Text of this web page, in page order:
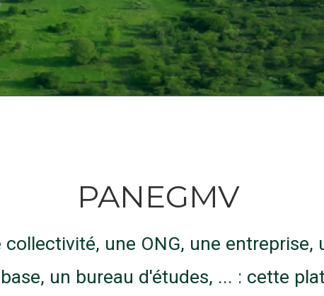
PANEGMV
une ONG, une entreprise,
un bureau d'études, ... : cette